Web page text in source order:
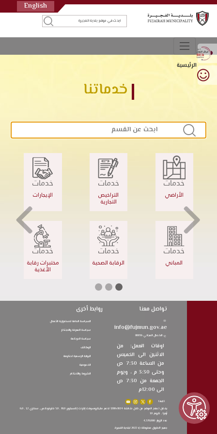
English
الرئيسية
خدماتنا
خدمات
الأراضي
خدمات
التراخيص
التجارية
خدمات
الإيجارات
خدمات
المباني
خدمات
الرقابة الصحية
خدمات
مختبرات رقابة
الأغذية
تواصل معنا
info@fujmun.gov.ae
الاتصال المجاني 80036
اوقات العمل:من
الاثنين الى الخميس
من الساعة 7:30 ص
وحتى 3:30 م ، ويوم
الجمعة من 7:30 ص
الى 12:00م
روابط أخرى
السياسة العامة لاستمرارية الأعمال
سياسة المعرفة والابتكار
سياسة الحوكمة
الوظائف
البوابة الرسمية لحكومة
الخصوصية
الشروط والأحكام
تابعنا
يفضل تصفح الموقع من خلال شاشة 1280x1024 تدعم مايكروسوفت إنترنت إكسبلورر 10,0 , 3,0 فايرفوكس , سفاري 1,2 , 6,0
أوبرا , كروم 1,0
عدد الزوار: 4,370,000
جميع الحقوق محفوظة © 2022 لبلدية الفجيرة.